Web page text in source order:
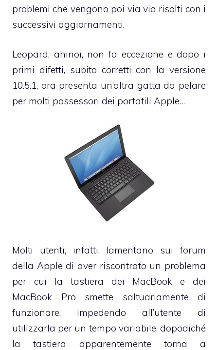
problemi che vengono poi via via risolti con i
successivi aggiornamenti.
Leopard, ahinoi, non fa eccezione e dopo i
primi difetti, subito corretti con la versione
10.5.1, ora presenta un’altra gatta da pelare
per molti possessori dei portatili Apple…
Molti utenti, infatti, lamentano sui forum
della Apple di aver riscontrato un problema
per cui la tastiera dei MacBook e dei
MacBook Pro smette saltuariamente di
funzionare, impedendo all’utente di
utilizzarla per un tempo variabile, dopodiché
la tastiera apparentemente torna a